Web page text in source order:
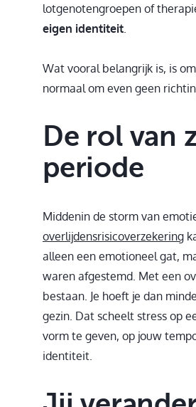
lotgenotengroepen of
eigen identiteit
Wat vooral belangrijk is, is
normaal om even geen
De rol van
periode
Middenin de storm van
overlijdensrisicoverzekering
alleen een emotioneel gat,
waren afgestemd. Met een
bestaan. Je hoeft je dan
gezin. Dat scheelt stress op
vorm te geven, op jouw
identiteit.